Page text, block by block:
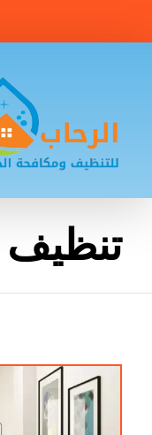
تنظيف